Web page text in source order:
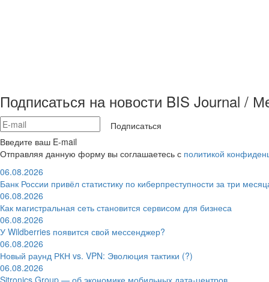
Подписаться на новости BIS Journal /
Подписаться
Введите ваш E-mail
Отправляя данную форму вы соглашаетесь с политикой
06.08.2026
Банк России привёл статистику по киберпреступности за три
06.08.2026
Как магистральная сеть становится сервисом для бизнеса
06.08.2026
У Wildberries появится свой мессенджер?
06.08.2026
Новый раунд РКН vs. VPN: Эволюция тактики (?)
06.08.2026